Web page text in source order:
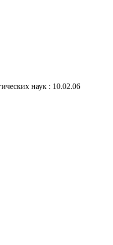
наук : 10.02.06